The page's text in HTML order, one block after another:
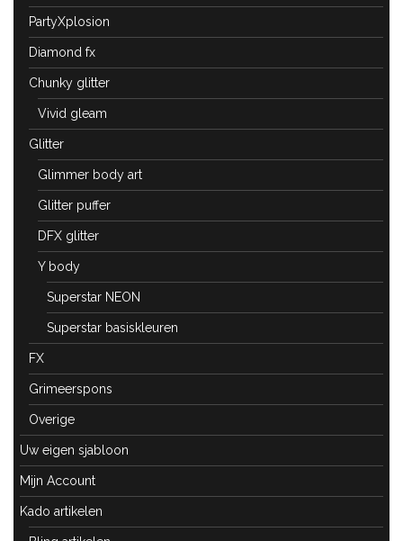
PartyXplosion
Diamond fx
Chunky glitter
Vivid gleam
Glitter
Glimmer body art
Glitter puffer
DFX glitter
Y body
Superstar NEON
Superstar basiskleuren
FX
Grimeerspons
Overige
Uw eigen sjabloon
Mijn Account
Kado artikelen